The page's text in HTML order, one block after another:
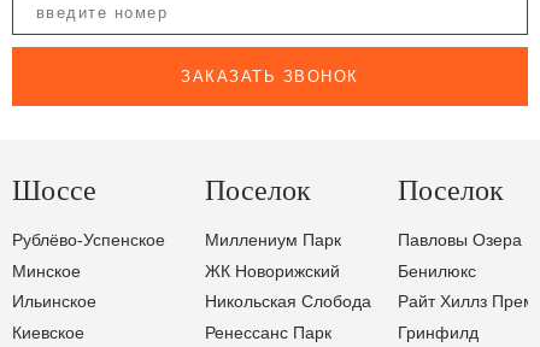
ЗАКАЗАТЬ ЗВОНОК
Шоссе
Рублёво-Успенское
Минское
Ильинское
Киевское
Поселок
Миллениум Парк
ЖК Новорижский
Никольская Слобода
Ренессанс Парк
Поселок
Павловы Озера
Бенилюкс
Райт Хиллз
Гринфилд